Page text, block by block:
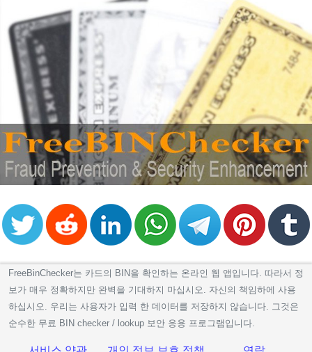
FreeBinChecker는 카드의 BIN을 확인하는 온라인 웹 앱입니다. 따라서 정
보가 매우 정확하지만 완벽을 기대하지 마십시오. 자신의 책임하에 사용
하십시오. 우리는 사용자가 입력 한 데이터를 저장하지 않습니다. 그것은
순수한 무료 BIN checker / lookup 보안 응용 프로그램입니다.